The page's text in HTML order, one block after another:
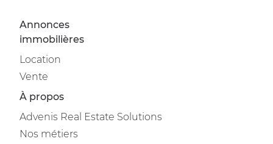
Annonces
immobilières
Location
Vente
À propos
Advenis Real Estate Solutions
Nos métiers